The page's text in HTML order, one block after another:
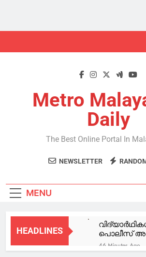
Metro
Daily
The Best Online Portal In
NEWSLETTER
MENU
HEADLINES
പൊലീസ്
മറുപടി
46 Minutes Ago